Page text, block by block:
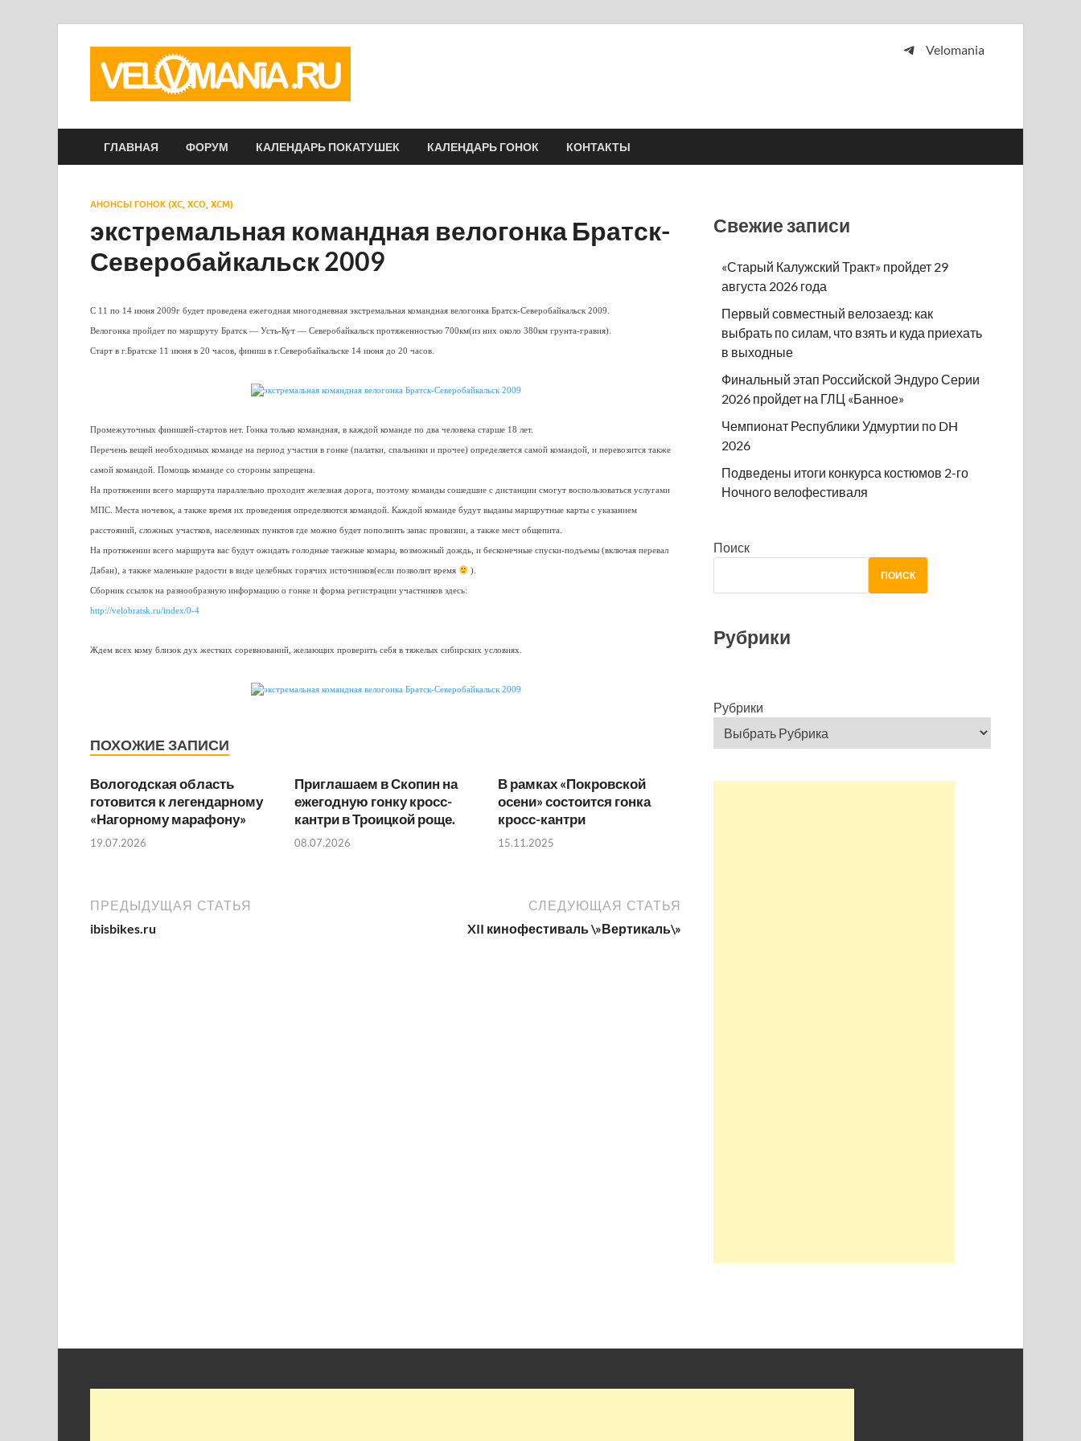
Velomania
ГЛАВНАЯ ФОРУМ КАЛЕНДАРЬ ПОКАТУШЕК КАЛЕНДАРЬ ГОНОК КОНТАКТЫ
АНОНСЫ ГОНОК (XC, XCO, XCM)
экстремальная командная велогонка Братск-
Северобайкальск 2009
С 11 по 14 июня 2009г будет проведена ежегодная многодневная экстремальная командная велогонка Братск-Северобайкальск 2009.
Велогонка пройдет по маршруту Братск — Усть-Кут — Северобайкальск протяженностью 700км(из них около 380км грунта-гравия).
Старт в г.Братске 11 июня в 20 часов, финиш в г.Северобайкальске 14 июня до 20 часов.
Промежуточных финишей-стартов нет. Гонка только командная, в каждой команде по два человека старше 18 лет.
Перечень вещей необходимых команде на период участия в гонке (палатки, спальники и прочее) определяется самой командой, и перевозится также
самой командой. Помощь команде со стороны запрещена.
На протяжении всего маршрута параллельно проходит железная дорога, поэтому команды сошедшие с дистанции смогут воспользоваться услугами
МПС. Места ночевок, а также время их проведения определяются командой. Каждой команде будут выданы маршрутные карты с указанием
расстояний, сложных участков, населенных пунктов где можно будет пополнить запас провизии, а также мест общепита.
На протяжении всего маршрута вас будут ожидать голодные таежные комары, возможный дождь, и бесконечные спуски-подъемы (включая перевал
Дабан), а также маленькие радости в виде целебных горячих источников(если позволит время ).
Сборник ссылок на разнообразную информацию о гонке и форма регистрации участников здесь:
http://velobratsk.ru/index/0-4
Ждем всех кому близок дух жестких соревнований, желающих проверить себя в тяжелых сибирских условиях.
ПОХОЖИЕ ЗАПИСИ
Вологодская область
готовится к легендарному
«Нагорному марафону»
19.07.2026
Приглашаем в Скопин на
ежегодную гонку кросс-
кантри в Троицкой роще.
08.07.2026
В рамках «Покровской
осени» состоится гонка
кросс-кантри
15.11.2025
ПРЕДЫДУЩАЯ СТАТЬЯ
ibisbikes.ru
СЛЕДУЮЩАЯ СТАТЬЯ
XII кинофестиваль \»Вертикаль\»
Свежие записи
«Старый Калужский Тракт» пройдет 29
августа 2026 года
Первый совместный велозаезд: как
выбрать по силам, что взять и куда приехать
в выходные
Финальный этап Российской Эндуро Серии
2026 пройдет на ГЛЦ «Банное»
Чемпионат Республики Удмуртии по DH
2026
Подведены итоги конкурса костюмов 2-го
Ночного велофестиваля
Поиск
ПОИСК
Рубрики
Рубрики